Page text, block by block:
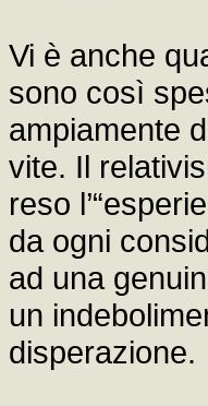
Vi è anche
sono così
ampiamente
vite. Il
reso
da ogni
ad una
un
disperazione.